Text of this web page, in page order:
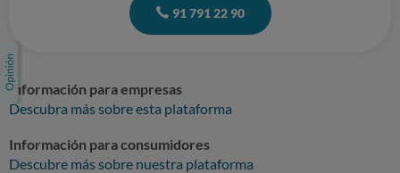
91 791 22 90
Información para empresas
Descubra más sobre esta plataforma
Información para consumidores
Descubre más sobre nuestra plataforma